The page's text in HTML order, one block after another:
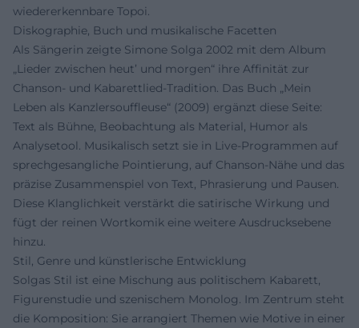
wiedererkennbare Topoi.
Diskographie, Buch und musikalische Facetten
Als Sängerin zeigte Simone Solga 2002 mit dem Album
„Lieder zwischen heut’ und morgen“ ihre Affinität zur
Chanson- und Kabarettlied-Tradition. Das Buch „Mein
Leben als Kanzlersouffleuse“ (2009) ergänzt diese Seite:
Text als Bühne, Beobachtung als Material, Humor als
Analysetool. Musikalisch setzt sie in Live-Programmen auf
sprechgesangliche Pointierung, auf Chanson-Nähe und das
präzise Zusammenspiel von Text, Phrasierung und Pausen.
Diese Klanglichkeit verstärkt die satirische Wirkung und
fügt der reinen Wortkomik eine weitere Ausdrucksebene
hinzu.
Stil, Genre und künstlerische Entwicklung
Solgas Stil ist eine Mischung aus politischem Kabarett,
Figurenstudie und szenischem Monolog. Im Zentrum steht
die Komposition: Sie arrangiert Themen wie Motive in einer